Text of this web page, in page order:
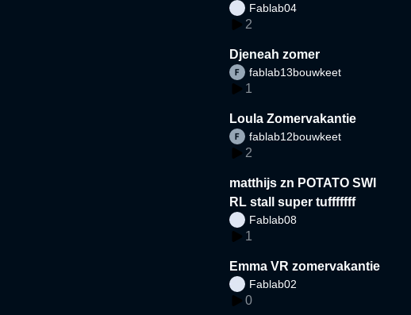
Fablab04
2
Djeneah zomer
fablab13bouwkeet
1
Loula Zomervakantie
fablab12bouwkeet
2
matthijs zn POTATO SWI
RL stall super tufffffff
Fablab08
1
Emma VR zomervakantie
Fablab02
0